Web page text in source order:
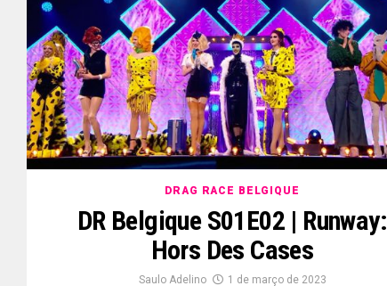
DRAG RACE BELGIQUE
DR Belgique S01E02 | Runway:
Hors Des Cases
Saulo Adelino 1 de março de 2023